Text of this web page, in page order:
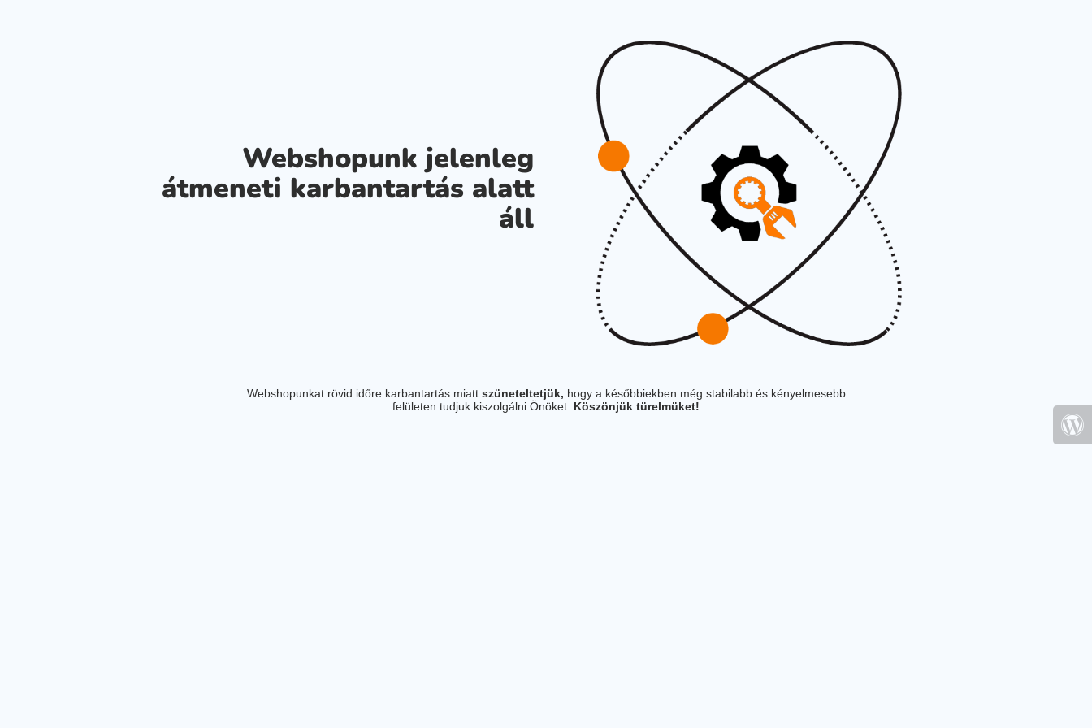
Webshopunk jelenleg
átmeneti karbantartás alatt
áll
Webshopunkat rövid időre karbantartás miatt szüneteltetjük, hogy a későbbiekben még stabilabb és kényelmesebb
felületen tudjuk kiszolgálni Önöket. Köszönjük türelmüket!